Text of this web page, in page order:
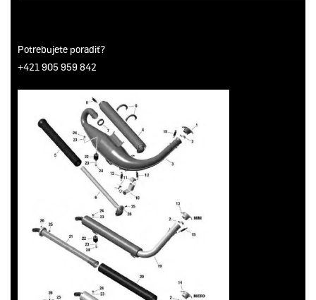
Potrebujete poradiť?
+421 905 959 842